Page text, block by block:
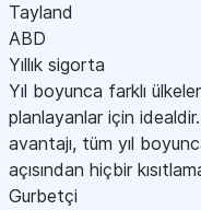
Tayland
ABD
Yıllık sigorta
Yıl boyunca farklı
planlayanlar için
avantajı, tüm yıl
açısından hiçbir
Gurbetçi